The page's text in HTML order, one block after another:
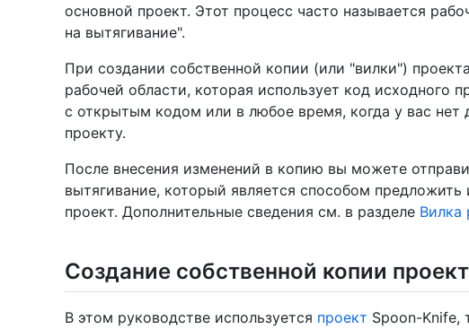
основной проект. Этот процесс часто называется
на вытягивание".
При создании собственной копии (или "вилки")
рабочей области, которая использует код исходного
с открытым кодом или в любое время, когда у вас нет
проекту.
После внесения изменений в копию вы можете
вытягивание, который является способом
проект. Дополнительные сведения см. в разделе Вилка
Создание собственной копии
В этом руководстве используется проект Spoon-Knife,